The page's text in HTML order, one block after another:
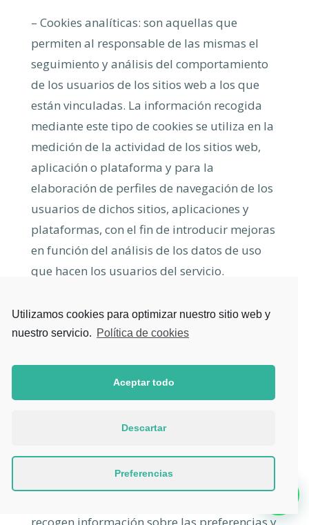
Utilizamos cookies para optimizar nuestro sitio web y
nuestro servicio. Política de cookies
Aceptar todo
Descartar
Preferencias
– Cookies analíticas: son aquellas que
permiten al responsable de las mismas el
seguimiento y análisis del comportamiento
de los usuarios de los sitios web a los que
están vinculadas. La información recogida
mediante este tipo de cookies se utiliza en la
medición de la actividad de los sitios web,
aplicación o plataforma y para la
elaboración de perfiles de navegación de los
usuarios de dichos sitios, aplicaciones y
plataformas, con el fin de introducir mejoras
en función del análisis de los datos de uso
que hacen los usuarios del servicio.
permiten la gestión, de la forma más eficaz
su caso, el editor haya incluido en una
página web, aplicación o plataforma desde
criterios como el contenido editado o la